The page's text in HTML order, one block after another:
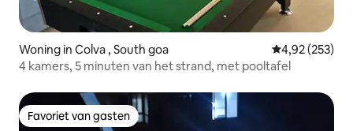
Woning in Colva , South goa Gemiddelde
4,92 (253)
4 kamers, 5 minuten van het strand, met pooltafel
Favoriet van gasten
Favoriet van gasten